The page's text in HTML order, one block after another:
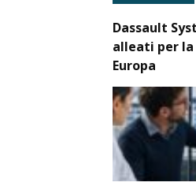
Dassault
alleati per
Europa